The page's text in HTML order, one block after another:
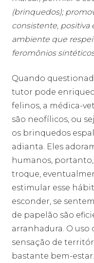
(brinquedos);
consistente, positiva
ambiente que
feromônios
Quando
tutor pode
felinos, a médica-
são neofílicos, ou
os brinquedos
adianta. Eles
humanos,
troque,
estimular esse
esconder, se
de papelão são
arranhadura. O uso
sensação de
bastante bem-